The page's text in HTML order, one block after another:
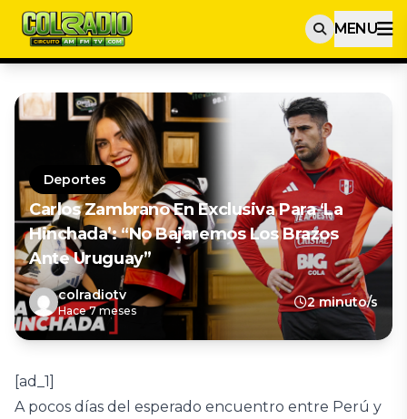
MENU
Deportes
Carlos Zambrano En Exclusiva Para ‘La
Hinchada’: “No Bajaremos Los Brazos
Ante Uruguay”
colradiotv
Hace 7 meses
2 minuto/s
[ad_1]
A pocos días del esperado encuentro entre Perú y